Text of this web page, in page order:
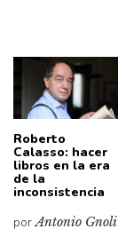
Roberto
Calasso: hacer
libros en la era
de la
inconsistencia
porAntonio Gnoli